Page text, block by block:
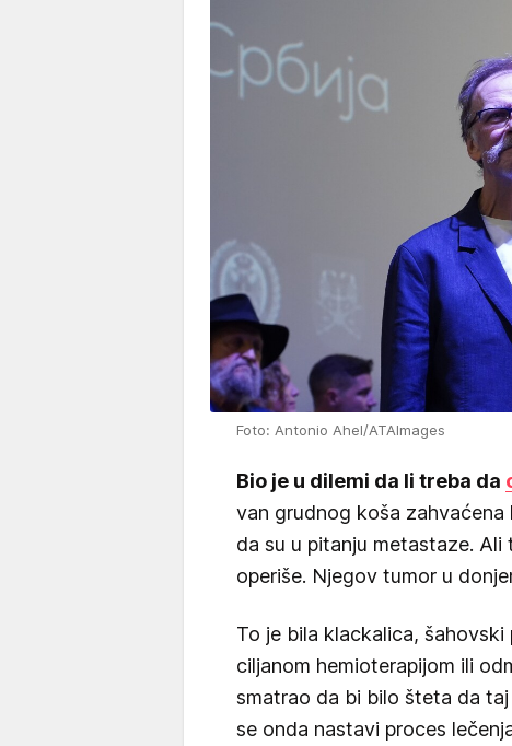
Foto: Antonio Ahel/ATAImages
Bio je u dilemi da li treba da
van grudnog koša
da su u pitanju metastaze.
operiše. Njegov tumor u
To je bila klackalica,
ciljanom hemioterapijom ili
smatrao da bi bilo šteta da
se onda nastavi proces